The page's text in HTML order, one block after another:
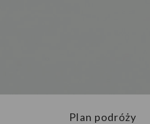
Plan podróży